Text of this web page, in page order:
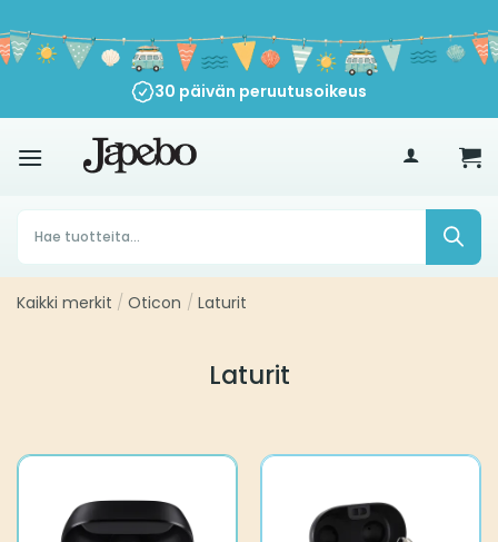
sisältöön
€35
30 päivän peruutusoikeus
Products
search
Kaikki merkit / Oticon / Laturit
Laturit